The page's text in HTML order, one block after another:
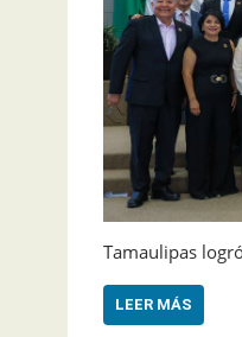
Tamaulipas
LEER MÁS